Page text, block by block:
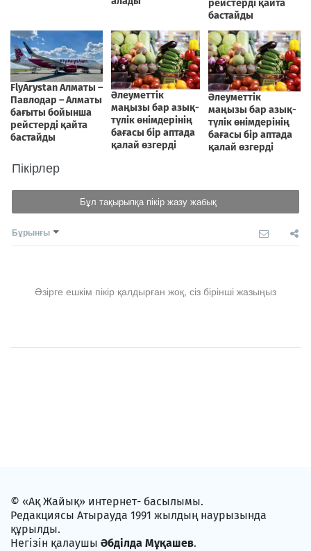
Пікірлер
Бұл тақырыпқа пікір жазу жабық
Бұрынғы
Әзірге ешкім пікір қалдырған жоқ, сіз бірінші жазыңыз
© «Ақ Жайық» интернет- басылымы.
Редакциясы Атырауда 1991 жылдың наурызында
құрылды.
Негізін қалаушы Әбділда Мұқашев.